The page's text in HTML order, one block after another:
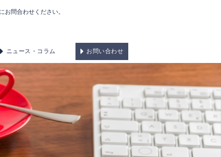
問合わせください。
ニュース・コラム お問い合わせ